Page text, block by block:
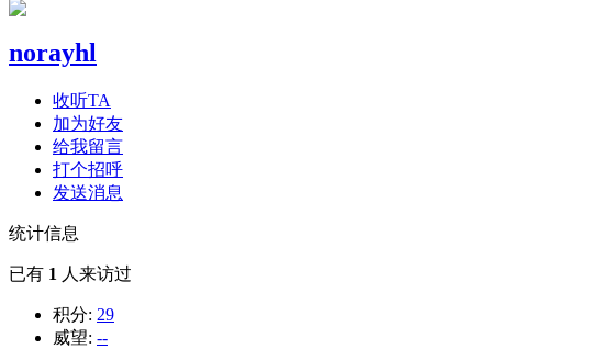
norayhl
收听TA
加为好友
给我留言
打个招呼
发送消息
统计信息
已有 1 人来访过
积分: 29
威望: --